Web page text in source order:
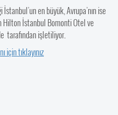
en büyük, Avrupa’nın ise
Hilton İstanbul Bomonti Otel ve
tarafından işletiliyor.
için tıklayınız